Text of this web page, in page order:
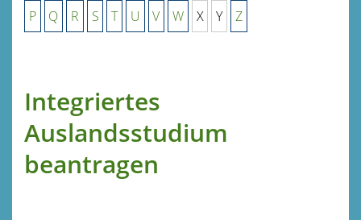
P Q R S T U V W X Y Z
Integriertes
Auslandsstudium
beantragen